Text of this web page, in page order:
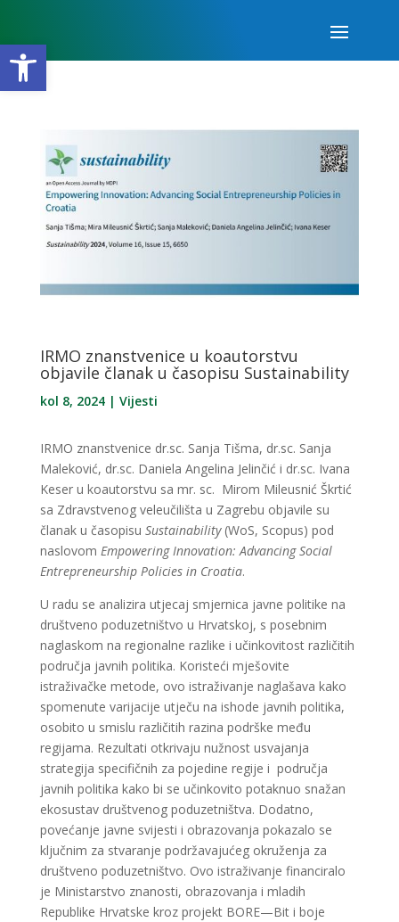
Open toolbar
IRMO znanstvenice u koautorstvu
objavile članak u časopisu Sustainability
kol 8, 2024| Vijesti
IRMO znanstvenice dr.sc. Sanja Tišma, dr.sc. Sanja
Maleković, dr.sc. Daniela Angelina Jelinčić i dr.sc. Ivana
Keser u koautorstvu sa mr. sc. Mirom Mileusnić Škrtić
sa Zdravstvenog veleučilišta u Zagrebu objavile su
članak u časopisu Sustainability(WoS, Scopus) pod
naslovom Empowering Innovation: Advancing Social
Entrepreneurship Policies in Croatia.
U radu se analizira utjecaj smjernica javne politike na
društveno poduzetništvo u Hrvatskoj, s posebnim
naglaskom na regionalne razlike i učinkovitost različitih
područja javnih politika. Koristeći mješovite
istraživačke metode, ovo istraživanje naglašava kako
spomenute varijacije utječu na ishode javnih politika,
osobito u smislu različitih razina podrške među
regijama. Rezultati otkrivaju nužnost usvajanja
strategija specifičnih za pojedine regije i područja
javnih politika kako bi se učinkovito potaknuo snažan
ekosustav društvenog poduzetništva. Dodatno,
povećanje javne svijesti i obrazovanja pokazalo se
ključnim za stvaranje podržavajućeg okruženja za
društveno poduzetništvo. Ovo istraživanje financiralo
je Ministarstvo znanosti, obrazovanja i mladih
Republike Hrvatske kroz projekt BORE—Bit i boje